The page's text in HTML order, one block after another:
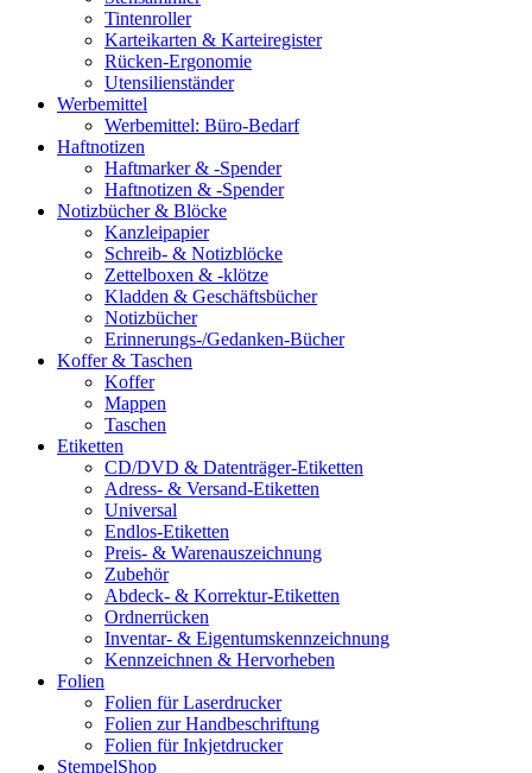
Tintenroller
Karteikarten & Karteiregister
Rücken-Ergonomie
Utensilienständer
Werbemittel
Werbemittel: Büro-Bedarf
Haftnotizen
Haftmarker & -Spender
Haftnotizen & -Spender
Notizbücher & Blöcke
Kanzleipapier
Schreib- & Notizblöcke
Zettelboxen & -klötze
Kladden & Geschäftsbücher
Notizbücher
Erinnerungs-/Gedanken-Bücher
Koffer & Taschen
Koffer
Mappen
Taschen
Etiketten
CD/DVD & Datenträger-Etiketten
Adress- & Versand-Etiketten
Universal
Endlos-Etiketten
Preis- & Warenauszeichnung
Zubehör
Abdeck- & Korrektur-Etiketten
Ordnerrücken
Inventar- & Eigentumskennzeichnung
Kennzeichnen & Hervorheben
Folien
Folien für Laserdrucker
Folien zur Handbeschriftung
Folien für Inkjetdrucker
StempelShop